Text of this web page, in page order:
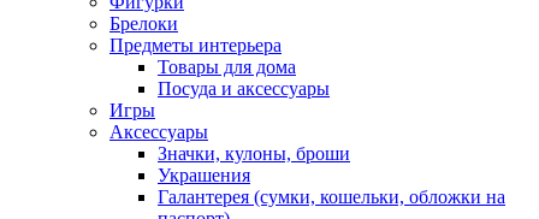
Брелоки
Предметы интерьера
Товары для дома
Посуда и аксессуары
Игры
Аксессуары
Значки, кулоны, броши
Украшения
Галантерея (сумки, кошельки, обложки на